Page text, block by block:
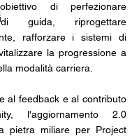
di perfezionare
guida, riprogettare
rafforzare i sistemi di
la progressione a
modalità carriera.
al feedback e al contributo
l'aggiornamento 2.0
pietra miliare per Project